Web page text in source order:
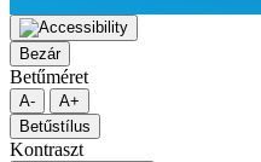
Bezár
Betűméret
A-
A+
Betűstílus
Kontraszt